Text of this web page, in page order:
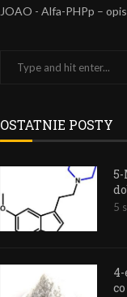
JOAO - Alfa-PHPp –
OSTATNIE POSTY
5-
5